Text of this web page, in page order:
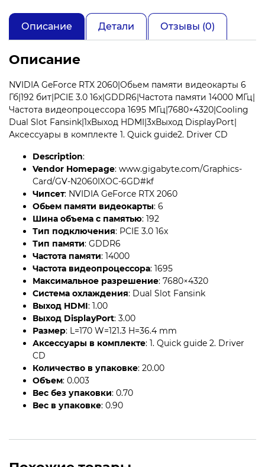
Описание Детали Отзывы (0)
Описание
NVIDIA GeForce RTX 2060|Обьем памяти видеокарты 6
Гб|192 бит|PCIE 3.0 16x|GDDR6|Частота памяти 14000 МГц|
Частота видеопроцессора 1695 МГц|7680×4320|Cooling
Dual Slot Fansink|1xВыход HDMI|3xВыход DisplayPort|
Аксессуары в комплекте 1. Quick guide2. Driver CD
Description:
Vendor Homepage: www.gigabyte.com/Graphics-
Card/GV-N2060IXOC-6GD#kf
Чипсет: NVIDIA GeForce RTX 2060
Обьем памяти видеокарты: 6
Шина объема с памятью: 192
Тип подключения: PCIE 3.0 16x
Тип памяти: GDDR6
Частота памяти: 14000
Частота видеопроцессора: 1695
Максимальное разрешение: 7680×4320
Система охлаждения: Dual Slot Fansink
Выход HDMI: 1.00
Выход DisplayPort: 3.00
Размер: L=170 W=121.3 H=36.4 mm
Аксессуары в комплекте: 1. Quick guide 2. Driver
CD
Количество в упаковке: 20.00
Объем: 0.003
Вес без упаковки: 0.70
Вес в упаковке: 0.90